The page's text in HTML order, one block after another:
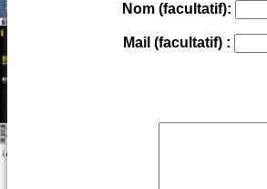
Nom (facultatif):
Mail (facultatif) :